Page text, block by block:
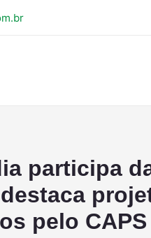
participa
destaca
pelo CAPS